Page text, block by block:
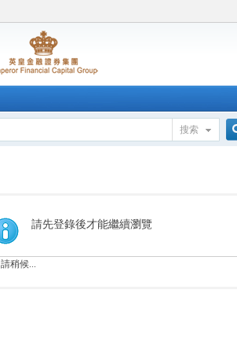
搜索
請先登錄後才能繼續瀏覽
請稍候...